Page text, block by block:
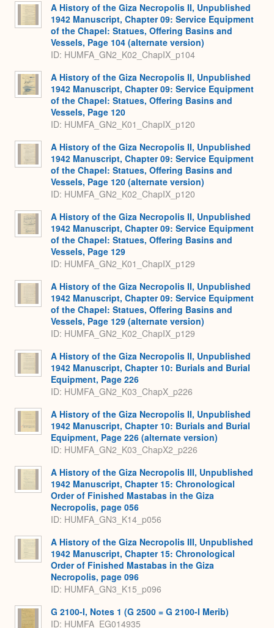
A History of the Giza Necropolis II, Unpublished
1942 Manuscript, Chapter 09: Service Equipment
of the Chapel: Statues, Offering Basins and
Vessels, Page 104 (alternate version)
ID: HUMFA_GN2_K02_ChapIX_p104
A History of the Giza Necropolis II, Unpublished
1942 Manuscript, Chapter 09: Service Equipment
of the Chapel: Statues, Offering Basins and
Vessels, Page 120
ID: HUMFA_GN2_K01_ChapIX_p120
A History of the Giza Necropolis II, Unpublished
1942 Manuscript, Chapter 09: Service Equipment
of the Chapel: Statues, Offering Basins and
Vessels, Page 120 (alternate version)
ID: HUMFA_GN2_K02_ChapIX_p120
A History of the Giza Necropolis II, Unpublished
1942 Manuscript, Chapter 09: Service Equipment
of the Chapel: Statues, Offering Basins and
Vessels, Page 129
ID: HUMFA_GN2_K01_ChapIX_p129
A History of the Giza Necropolis II, Unpublished
1942 Manuscript, Chapter 09: Service Equipment
of the Chapel: Statues, Offering Basins and
Vessels, Page 129 (alternate version)
ID: HUMFA_GN2_K02_ChapIX_p129
A History of the Giza Necropolis II, Unpublished
1942 Manuscript, Chapter 10: Burials and Burial
Equipment, Page 226
ID: HUMFA_GN2_K03_ChapX_p226
A History of the Giza Necropolis II, Unpublished
1942 Manuscript, Chapter 10: Burials and Burial
Equipment, Page 226 (alternate version)
ID: HUMFA_GN2_K03_ChapX2_p226
A History of the Giza Necropolis III, Unpublished
1942 Manuscript, Chapter 15: Chronological
Order of Finished Mastabas in the Giza
Necropolis, page 056
ID: HUMFA_GN3_K14_p056
A History of the Giza Necropolis III, Unpublished
1942 Manuscript, Chapter 15: Chronological
Order of Finished Mastabas in the Giza
Necropolis, page 096
ID: HUMFA_GN3_K15_p096
G 2100-I, Notes 1 (G 2500 = G 2100-I Merib)
ID: HUMFA_EG014935